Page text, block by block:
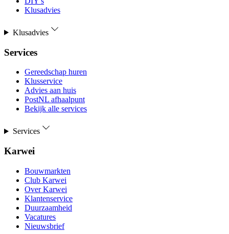
Klusadvies
Klusadvies
Services
Gereedschap huren
Klusservice
Advies aan huis
PostNL afhaalpunt
Bekijk alle services
Services
Karwei
Bouwmarkten
Club Karwei
Over Karwei
Klantenservice
Duurzaamheid
Vacatures
Nieuwsbrief